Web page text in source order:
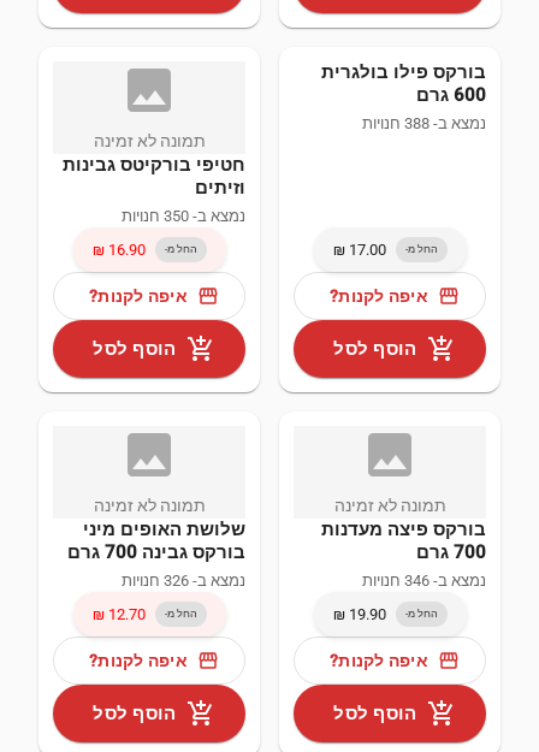
בורקס פילו בולגרית
600 גרם
נמצא ב- 388 חנויות
החל מ- ‏17.00 ‏₪
storefront איפה לקנות?
add_shopping_cart הוסף לסל
תמונה לא זמינה
חטיפי בורקיטס גבינות
וזיתים
נמצא ב- 350 חנויות
החל מ- ‏16.90 ‏₪
storefront איפה לקנות?
add_shopping_cart הוסף לסל
תמונה לא זמינה
בורקס פיצה מעדנות
700 גרם
נמצא ב- 346 חנויות
החל מ- ‏19.90 ‏₪
storefront איפה לקנות?
add_shopping_cart הוסף לסל
תמונה לא זמינה
שלושת האופים מיני
בורקס גבינה 700 גרם
נמצא ב- 326 חנויות
החל מ- ‏12.70 ‏₪
storefront איפה לקנות?
add_shopping_cart הוסף לסל